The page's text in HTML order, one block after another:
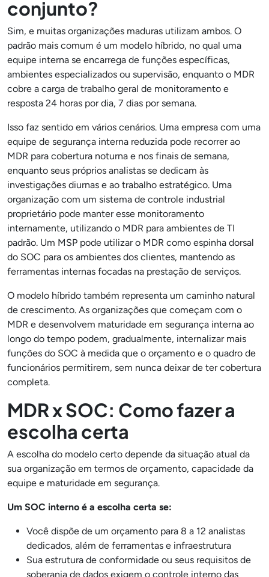
conjunto?
Sim, e muitas organizações maduras utilizam ambos. O
padrão mais comum é um modelo híbrido, no qual uma
equipe interna se encarrega de funções específicas,
ambientes especializados ou supervisão, enquanto o MDR
cobre a carga de trabalho geral de monitoramento e
resposta 24 horas por dia, 7 dias por semana.
Isso faz sentido em vários cenários. Uma empresa com uma
equipe de segurança interna reduzida pode recorrer ao
MDR para cobertura noturna e nos finais de semana,
enquanto seus próprios analistas se dedicam às
investigações diurnas e ao trabalho estratégico. Uma
organização com um sistema de controle industrial
proprietário pode manter esse monitoramento
internamente, utilizando o MDR para ambientes de TI
padrão. Um MSP pode utilizar o MDR como espinha dorsal
do SOC para os ambientes dos clientes, mantendo as
ferramentas internas focadas na prestação de serviços.
O modelo híbrido também representa um caminho natural
de crescimento. As organizações que começam com o
MDR e desenvolvem maturidade em segurança interna ao
longo do tempo podem, gradualmente, internalizar mais
funções do SOC à medida que o orçamento e o quadro de
funcionários permitirem, sem nunca deixar de ter cobertura
completa.
MDR x SOC: Como fazer a
escolha certa
A escolha do modelo certo depende da situação atual da
sua organização em termos de orçamento, capacidade da
equipe e maturidade em segurança.
Um SOC interno é a escolha certa se:
Você dispõe de um orçamento para 8 a 12 analistas
dedicados, além de ferramentas e infraestrutura
Sua estrutura de conformidade ou seus requisitos de
soberania de dados exigem o controle interno das